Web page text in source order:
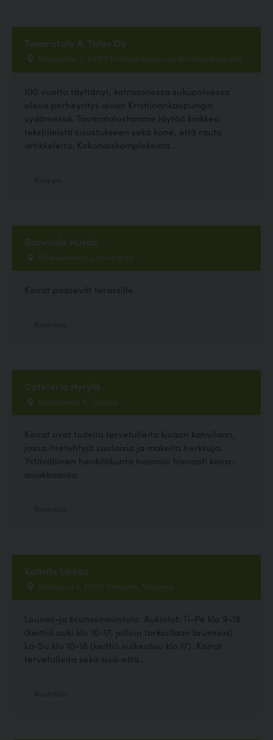
Tavaratalo A. Talas Oy
Kauppatori 2, 64100 Kristiinankaupunki, Kristiinankaupunki
100 vuotta täyttänyt, kolmannessa sukupolvessa
oleva perheyritys aivan Kristiinankaupungin
sydämessä. Tavaratalostamme löytää kaikkea
tekstiileistä sisustukseen sekä kone, että rauta
artikkeleita. Kokonaiskompleksista...
Ravintola Huvila
Sibeliuksenkatu, Järvenpää
Koirat pääsevät terassille.
Cafetería Hyrylä
Hyrylänkatu 6, Tuusula
Koirat ovat todella tervetulleita kivaan kahvilaan,
jossa itsetehtyjä suolaisia ja makeita herkkuja.
Ystävällinen henkilökunta huomioi hienosti koira-
asiakkaansa.
Kahvila Laikku
Keskustori 4, 33100 Tampere, Tampere
Lounas-ja brunssiravintola. Aukiolot: Ti-Pe klo 9-18
(keittiö auki klo 10-17, jolloin tarkoillaan brunssia).
La-Su klo 10-18 (keittiö sulkeutuu klo 17). Koirat
tervetulleita sekä sisä-että...